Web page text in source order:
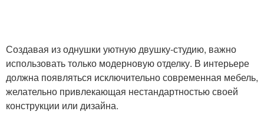
Создавая из однушки уютную двушку-студию, важно
использовать только модерновую отделку. В интерьере
должна появляться исключительно современная мебель,
желательно привлекающая нестандартностью своей
конструкции или дизайна.